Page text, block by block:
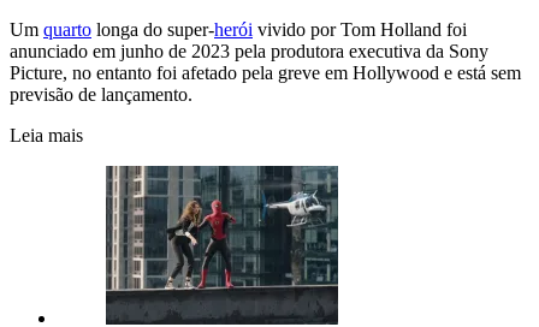
Um quarto longa do super-herói vivido por Tom Holland foi
anunciado em junho de 2023 pela produtora executiva da Sony
Picture, no entanto foi afetado pela greve em Hollywood e está sem
previsão de lançamento.
Leia mais